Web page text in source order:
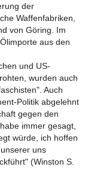
der
Waffenfabriken,
von Göring. Im
aus den
und US-
wurden auch
Auch
Politik abgelehnt
gegen den
immer gesagt,
würde, ich hoffen
uns
(Winston S.